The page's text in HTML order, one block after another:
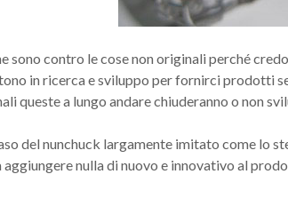
sono contro le cose non originali perché
in ricerca e sviluppo per fornirci prodotti
queste a lungo andare chiuderanno o non
del nunchuck largamente imitato come lo
aggiungere nulla di nuovo e innovativo al